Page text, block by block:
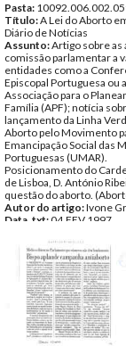
Pasta:
Título:A Lei do Aborto
Diário de Notícias
Assunto:Artigo sobre as
comissão parlamentar a
entidades como a
Episcopal Portuguesa ou a
Associação para o
Família (APF); notícia
lançamento da Linha
Aborto pelo Movimento
Emancipação Social das
Portuguesas (UMAR).
Posicionamento do
de Lisboa, D. António
questão do aborto.
Autor do artigo:Ivone
Data_txt:04.FEV.1997
Tipo Documental:
Página(s):1